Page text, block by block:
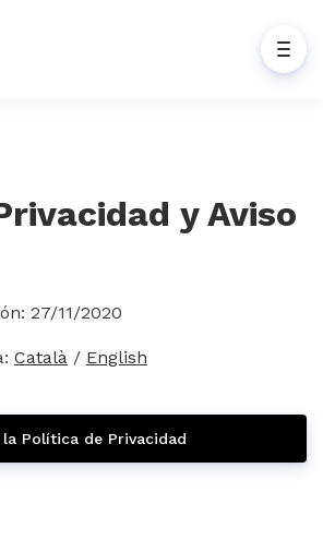
y Aviso
27/11/2020
Català / English
la Política de Privacidad